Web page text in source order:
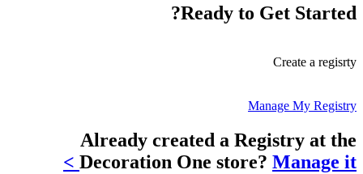
Ready to Get Started?
Create a regisrty
Manage My Registry
Already created a Registry at the
Decoration One store? Manage it >